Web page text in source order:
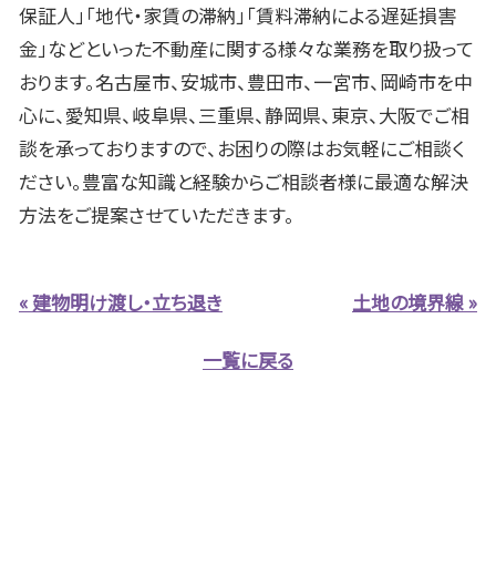
保証人」「地代・家賃の滞納」「賃料滞納による遅延損害
金」などといった不動産に関する様々な業務を取り扱って
おります。名古屋市、安城市、豊田市、一宮市、岡崎市を中
心に、愛知県、岐阜県、三重県、静岡県、東京、大阪でご相
談を承っておりますので、お困りの際はお気軽にご相談く
ださい。豊富な知識と経験からご相談者様に最適な解決
方法をご提案させていただきます。
« 建物明け渡し・立ち退き 土地の境界線 »
一覧に戻る